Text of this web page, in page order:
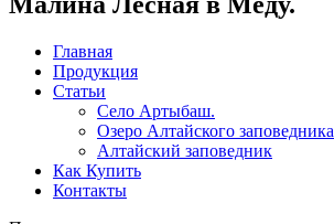
Главная
Продукция
Статьи
Село Артыбаш.
Озеро Алтайского заповедника
Алтайский заповедник
Как Купить
Контакты